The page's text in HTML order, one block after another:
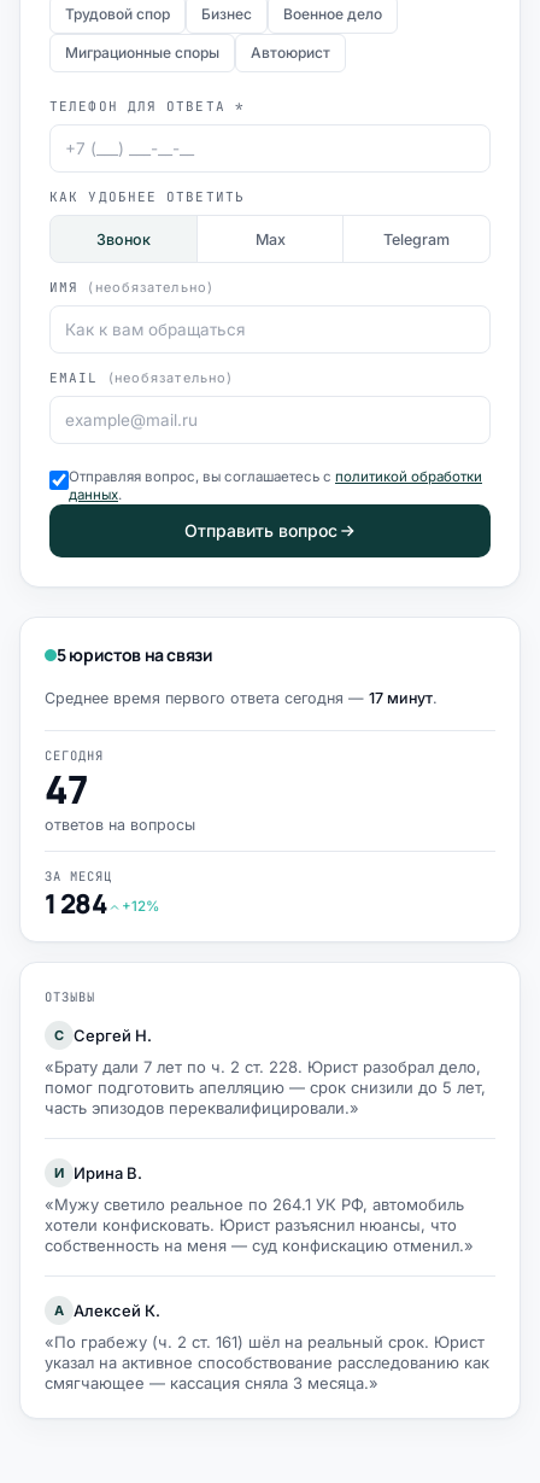
Трудовой спор Бизнес Военное дело
Миграционные споры Автоюрист
ТЕЛЕФОН ДЛЯ ОТВЕТА *
КАК УДОБНЕЕ ОТВЕТИТЬ
Звонок Max Telegram
ИМЯ (необязательно)
EMAIL (необязательно)
Отправляя вопрос, вы соглашаетесь с политикой обработки
данных.
Отправить вопрос
5 юристов на связи
Среднее время первого ответа сегодня — 17 минут.
СЕГОДНЯ
47
ответов на вопросы
ЗА МЕСЯЦ
1 284 +12%
ОТЗЫВЫ
С Сергей Н.
«Брату дали 7 лет по ч. 2 ст. 228. Юрист разобрал дело,
помог подготовить апелляцию — срок снизили до 5 лет,
часть эпизодов переквалифицировали.»
И
Ирина В.
«Мужу светило реальное по 264.1 УК РФ, автомобиль
хотели конфисковать. Юрист разъяснил нюансы, что
собственность на меня — суд конфискацию отменил.»
А Алексей К.
«По грабежу (ч. 2 ст. 161) шёл на реальный срок. Юрист
указал на активное способствование расследованию как
смягчающее — кассация сняла 3 месяца.»